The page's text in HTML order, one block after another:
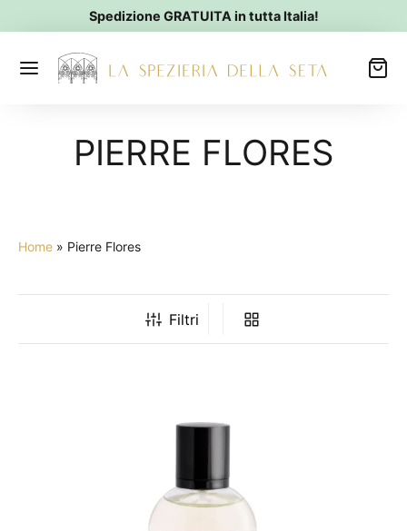
Spedizione GRATUITA in tutta Italia!
PIERRE FLORES
Home » Pierre Flores
Filtri